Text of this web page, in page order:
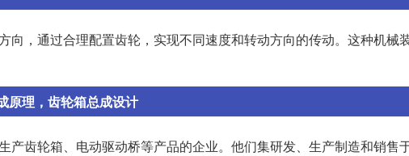
向，通过合理配置齿轮，实现不同速度和转动方向的传动。这种机械
原理，齿轮箱总成设计
产齿轮箱、电动驱动桥等产品的企业。他们集研发、生产制造和销售